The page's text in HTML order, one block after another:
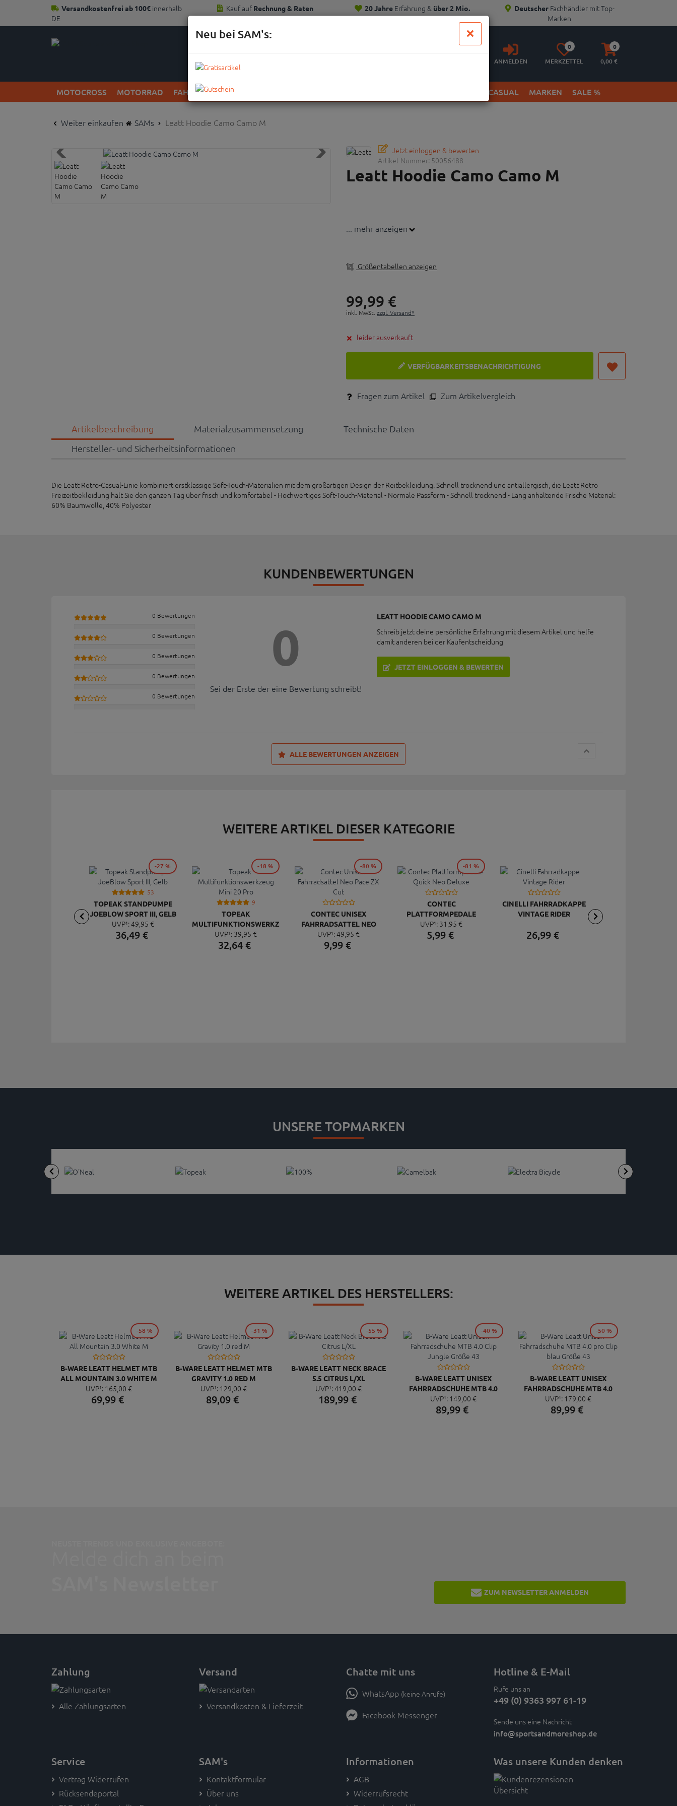
Versandkostenfrei ab 100€ innerhalb
DE
Kauf auf Rechnung & Raten 20 JahreErfahrung & über 2 Mio.
Kunden
Deutscher Fachhändler mit Top-
Marken
Anmelden
ANMELDEN
Merkzettel
aufklappen
0
MERKZETTEL
Warenkorb
aufklappen
0
0,00 €
MOTOCROSS MOTORRAD FAHRRAD KOMPLETTRÄDER STREETWEAR & CASUAL MARKEN SALE %
Weiter einkaufen SAMs Leatt Hoodie Camo Camo M
Jetzt einloggen & bewerten
Artikel-Nummer: 50056488
Leatt Hoodie Camo Camo M
... mehr anzeigen
Größentabellen anzeigen
99,99 €
inkl. MwSt. zzgl. Versand*
leider ausverkauft
VERFÜGBARKEITSBENACHRICHTIGUNG
Fragen zum Artikel Zum Artikelvergleich
Artikelbeschreibung Materialzusammensetzung
Technische Daten
Hersteller- und Sicherheitsinformationen
Die Leatt Retro-Casual-Linie kombiniert erstklassige Soft-Touch-Materialien mit dem großartigen Design der Reitbekleidung. Schnell trocknend und antiallergisch, die Leatt Retro
Freizeitbekleidung hält Sie den ganzen Tag über frisch und komfortabel - Hochwertiges Soft-Touch-Material - Normale Passform - Schnell trocknend - Lang anhaltende Frische Material:
60% Baumwolle, 40% Polyester
KUNDENBEWERTUNGEN
0 Bewertungen
0 Bewertungen
0 Bewertungen
0 Bewertungen
0 Bewertungen
0
Sei der Erste der eine Bewertung schreibt!
LEATT HOODIE CAMO CAMO M
Schreib jetzt deine persönliche Erfahrung mit diesem Artikel und helfe
damit anderen bei der Kaufentscheidung
JETZT EINLOGGEN & BEWERTEN
ALLE BEWERTUNGEN ANZEIGEN
WEITERE ARTIKEL DIESER KATEGORIE
53
TOPEAK STANDPUMPE
JOEBLOW SPORT III, GELB
UVP¹:49, 95 €
36,49€
-27 %
9
TOPEAK
MULTIFUNKTIONSWERKZEUG
MINI 20 PRO
UVP¹: 39, 95 €
32,64€
-18 %
CONTEC UNISEX
FAHRRADSATTEL NEO
PACE ZX CUT
UVP¹:49, 95 €
9,99 €
-80 %
CONTEC
PLATTFORMPEDALE
QUICK NEO DELUXE
UVP¹: 31, 95 €
5,99 €
-81 %
CINELLI FAHRRADKAPPE
VINTAGE RIDER
26,99€
UNSERE TOPMARKEN
WEITERE ARTIKEL DES HERSTELLERS:
B-WARE LEATT HELMET MTB
ALL MOUNTAIN 3.0 WHITE M
UVP¹: 165, 00 €
69,99€
-58 %
B-WARE LEATT HELMET MTB
GRAVITY 1.0 RED M
UVP¹: 129, 00 €
89,09€
-31 %
B-WARE LEATT NECK BRACE
5.5 CITRUS L/XL
UVP¹:419, 00 €
189,99 €
-55 %
B-WARE LEATT UNISEX
FAHRRADSCHUHE MTB 4.0
CLIP JUNGLE GRÖSSE 43
UVP¹: 149, 00 €
89,99€
-40 %
B-WARE LEATT UNISEX
FAHRRADSCHUHE MTB 4.0
PRO CLIP BLAU GRÖSSE 43
UVP¹: 179, 00 €
89,99€
-50 %
ZUM NEWSLETTER ANMELDEN
Zahlung
Alle Zahlungsarten
Versand
Versandkosten & Lieferzeit
Chatte mit uns
WhatsApp (keine Anrufe)
Facebook Messenger
Hotline & E-Mail
Rufe uns an
+49 (0) 9363 997 61-19
Sende uns eine Nachricht
info@sportsandmoreshop.de
Service
Vertrag Widerrufen
Rücksendeportal
SAM's
Kontaktformular
Über uns
Informationen
AGB
Widerrufsrecht
Was unsere Kunden denken
Neu bei SAM's: